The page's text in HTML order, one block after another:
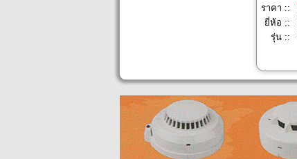
ราคา ::
ยี่ห้อ ::
รุ่น ::